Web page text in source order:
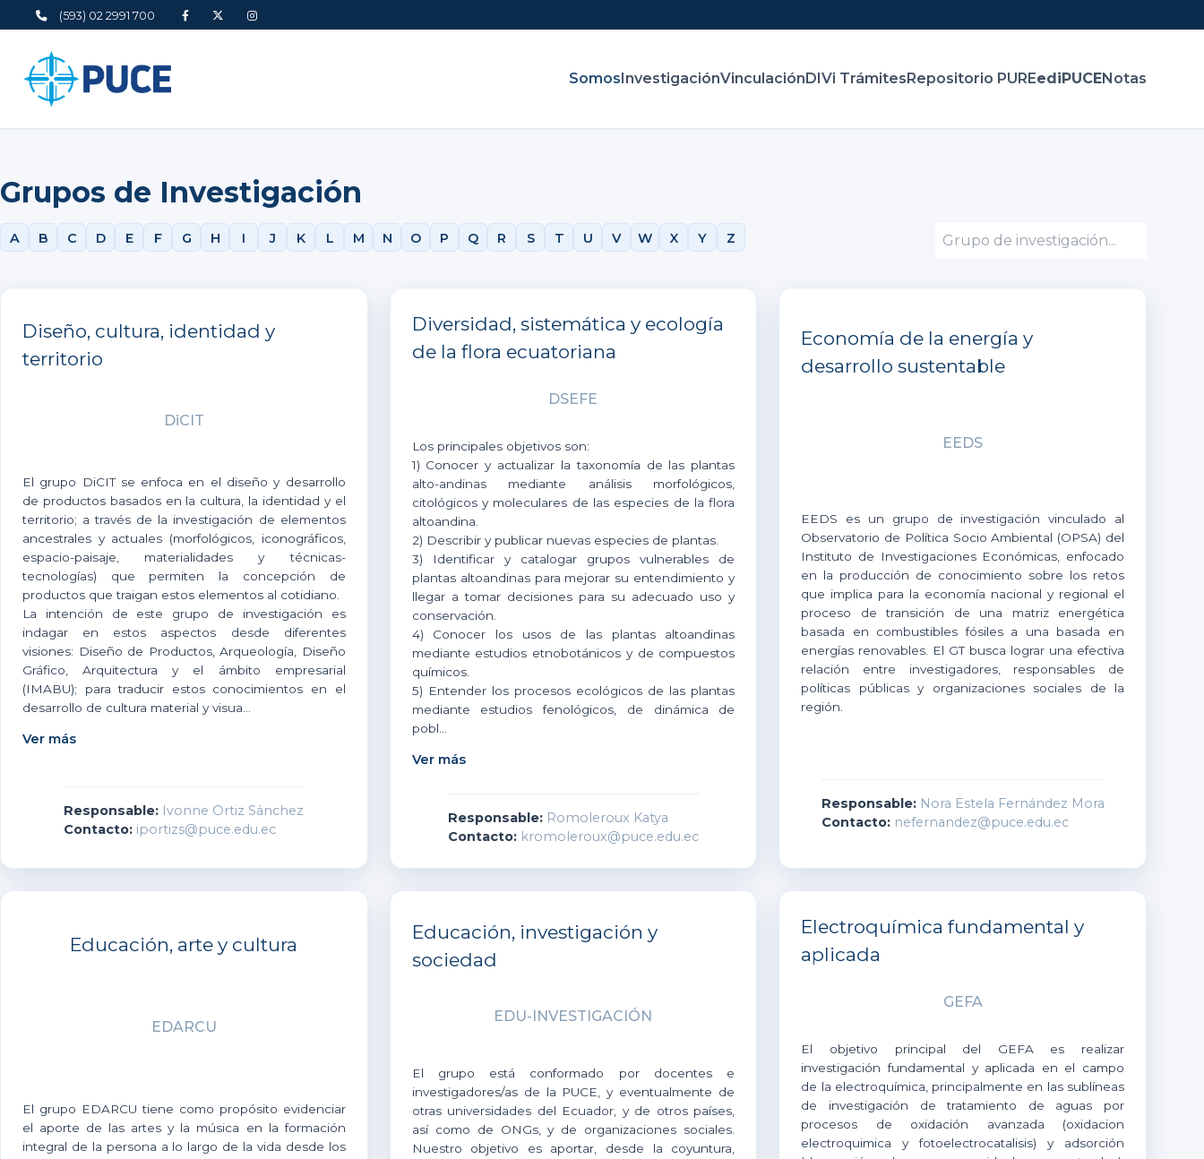
(593) 02 2991 700
Somos InvestigaciónVinculación DIVi Trámites Repositorio PUREediPUCENotas
Grupos de Investigación
A B C D E F G H I J K L M N O P Q R S T U V W X Y Z
Diseño, cultura, identidad y
territorio
DiCIT
El grupo DiCIT se enfoca en el diseño y desarrollo
de productos basados en la cultura, la identidad y el
territorio; a través de la investigación de elementos
ancestrales y actuales (morfológicos, iconográficos,
espacio-paisaje, materialidades y técnicas-
tecnologías) que permiten la concepción de
productos que traigan estos elementos al cotidiano.
La intención de este grupo de investigación es
indagar en estos aspectos desde diferentes
visiones: Diseño de Productos, Arqueología, Diseño
Gráfico, Arquitectura y el ámbito empresarial
(IMABU); para traducir estos conocimientos en el
desarrollo de cultura material y visua...
Ver más
Responsable: Ivonne Ortiz Sánchez
Contacto: iportizs@puce.edu.ec
Diversidad, sistemática y ecología
de la flora ecuatoriana
DSEFE
Los principales objetivos son:
1) Conocer y actualizar la taxonomía de las plantas
alto-andinas mediante análisis morfológicos,
citológicos y moleculares de las especies de la flora
altoandina.
2) Describir y publicar nuevas especies de plantas.
3) Identificar y catalogar grupos vulnerables de
plantas altoandinas para mejorar su entendimiento y
llegar a tomar decisiones para su adecuado uso y
conservación.
4) Conocer los usos de las plantas altoandinas
mediante estudios etnobotánicos y de compuestos
químicos.
5) Entender los procesos ecológicos de las plantas
mediante estudios fenológicos, de dinámica de
pobl...
Ver más
Responsable:Romoleroux Katya
Contacto:kromoleroux@puce.edu.ec
Economía de la energía y
desarrollo sustentable
EEDS
EEDS es un grupo de investigación vinculado al
Observatorio de Política Socio Ambiental (OPSA) del
Instituto de Investigaciones Económicas, enfocado
en la producción de conocimiento sobre los retos
que implica para la economía nacional y regional el
proceso de transición de una matriz energética
basada en combustibles fósiles a una basada en
energías renovables. El GT busca lograr una efectiva
relación entre investigadores, responsables de
políticas públicas y organizaciones sociales de la
región.
Responsable:Nora Estela Fernández Mora
Contacto:nefernandez@puce.edu.ec
Educación, arte y cultura
EDARCU
El grupo EDARCU tiene como propósito evidenciar
el aporte de las artes y la música en la formación
integral de la persona a lo largo de la vida desde los
Educación, investigación y
sociedad
EDU-INVESTIGACIÓN
El grupo está conformado por docentes e
investigadores/as de la PUCE, y eventualmente de
otras universidades del Ecuador, y de otros países,
así como de ONGs, y de organizaciones sociales.
Nuestro objetivo es aportar, desde la coyuntura,
Electroquímica fundamental y
aplicada
GEFA
El objetivo principal del GEFA es realizar
investigación fundamental y aplicada en el campo
de la electroquímica, principalmente en las sublíneas
de investigación de tratamiento de aguas por
procesos de oxidación avanzada (oxidacion
electroquimica y fotoelectrocatalisis) y adsorción